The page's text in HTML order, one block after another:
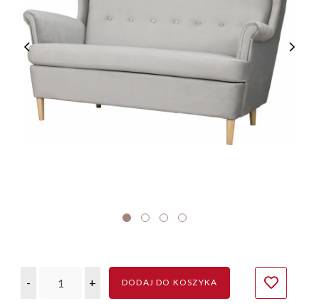
- + DODAJ DO KOSZYKA